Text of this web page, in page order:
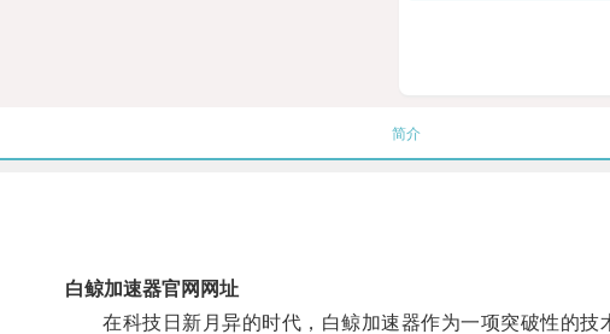
简介
白鲸加速器官网网址
在科技日新月异的时代，白鲸加速器作为一项突破性的技